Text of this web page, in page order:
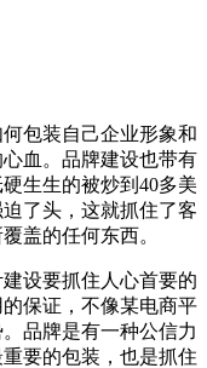
包装自己企业形象和
血。品牌建设也带有
生生的被炒到40多美
了头，这就抓住了客
盖的任何东西。
设要抓住人心首要的
保证，不像某电商平
品牌是有一种公信力
要的包装，也是抓住